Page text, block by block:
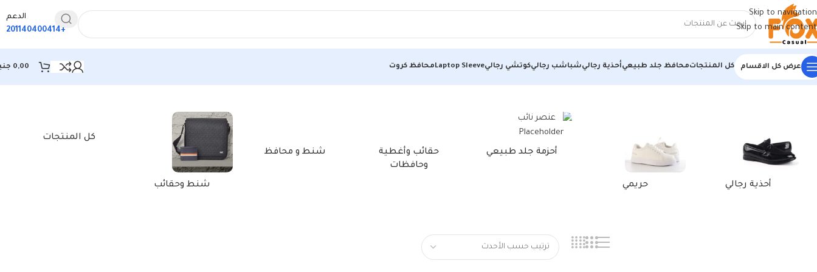
Skip to navigation
Skip to main content
الدعم
+201140400414
عرض كل الاقسام كل المنتجاتمحافظ جلد طبيعيأحذية رجاليشباشب رجاليكوتشي رجاليLaptop Sleeveمحافظ كروت 0,00
الرئيسية/منتجات تحت الوسم “حذاء رياضي رمادي غامق”
أحذية رجالي حريمي
أحزمة جلد طبيعي
حقائب وأغطية
وحافظات
شنط و محافظ
شنط وحقائب
كل المنتجات